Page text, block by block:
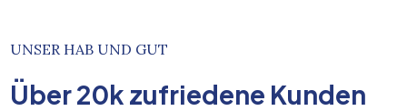
UNSER HAB UND GUT
Über20k zufriedene Kunden